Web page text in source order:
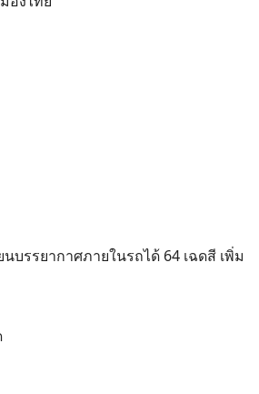
รรยากาศภายในรถได้ 64 เฉดสี เพิ่ม